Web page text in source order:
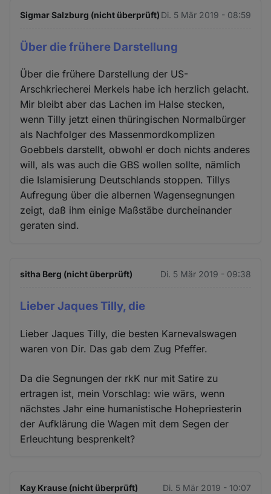
Sigmar Salzburg (nicht überprüft) Di. 5 Mär 2019 - 08:59
Über die frühere Darstellung
Über die frühere Darstellung der US-
Arschkriecherei Merkels habe ich herzlich gelacht.
Mir bleibt aber das Lachen im Halse stecken,
wenn Tilly jetzt einen thüringischen Normalbürger
als Nachfolger des Massenmordkomplizen
Goebbels darstellt, obwohl er doch nichts anderes
will, als was auch die GBS wollen sollte, nämlich
die Islamisierung Deutschlands stoppen. Tillys
Aufregung über die albernen Wagensegnungen
zeigt, daß ihm einige Maßstäbe durcheinander
geraten sind.
sitha Berg (nicht überprüft) Di. 5 Mär 2019 - 09:38
Lieber Jaques Tilly, die
Lieber Jaques Tilly, die besten Karnevalswagen
waren von Dir. Das gab dem Zug Pfeffer.
Da die Segnungen der rkK nur mit Satire zu
ertragen ist, mein Vorschlag: wie wärs, wenn
nächstes Jahr eine humanistische Hohepriesterin
der Aufklärung die Wagen mit dem Segen der
Erleuchtung besprenkelt?
Kay Krause (nicht überprüft) Di. 5 Mär 2019 - 10:07